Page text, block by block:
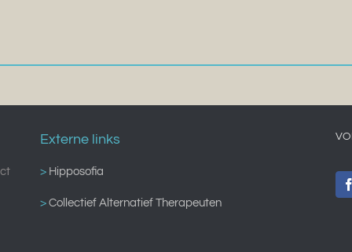
Externe links
>Hipposofia
>Collectief Alternatief Therapeuten